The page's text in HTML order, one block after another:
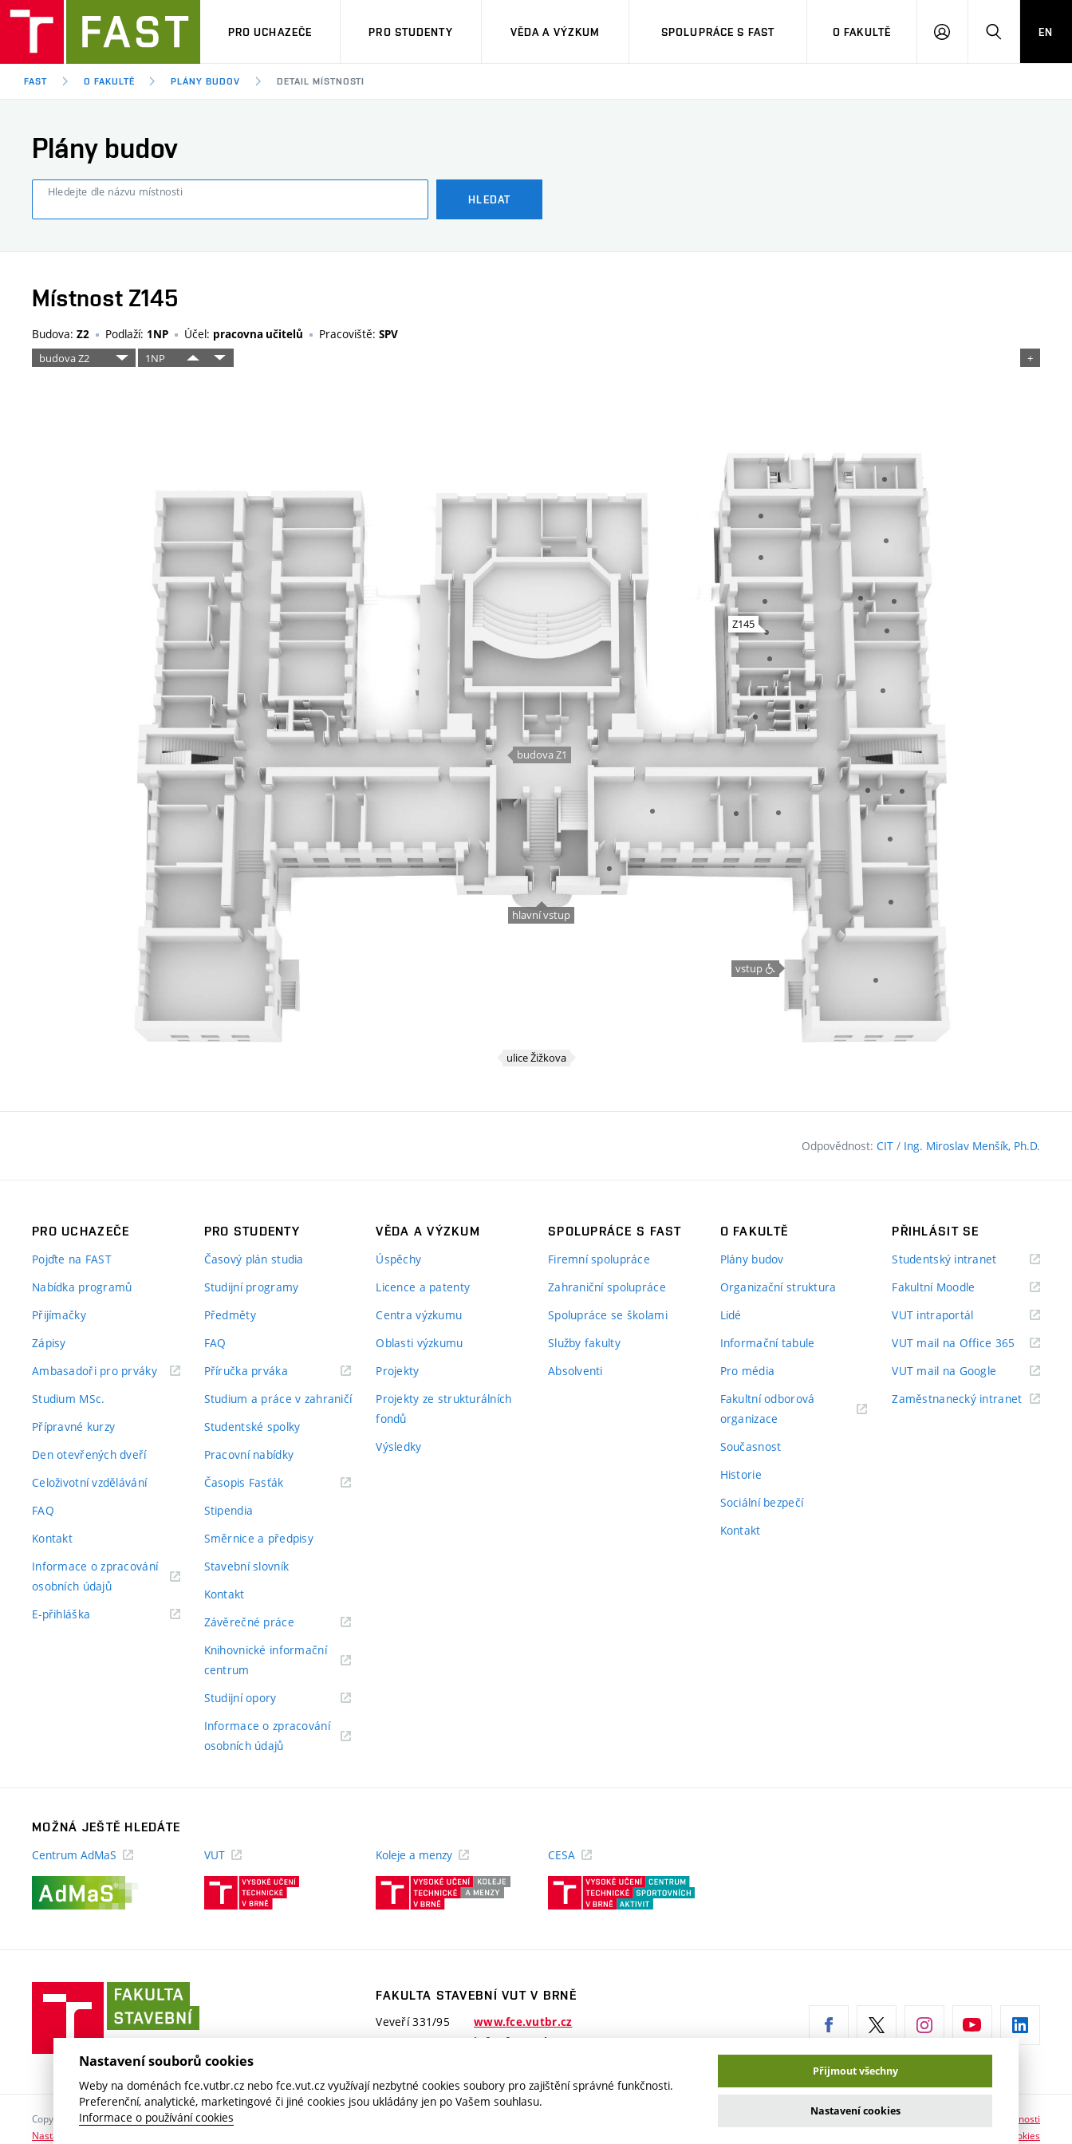
PRO UCHAZEČE PRO STUDENTY VĚDA A VÝZKUM SPOLUPRÁCE S FAST O FAKULTĚ
PŘIHLÁSITHLEDAT
EN
FAST O FAKULTĚ PLÁNY BUDOV DETAIL MÍSTNOSTI
Plány budov
Hledejte dle názvu místnosti
HLEDAT
Místnost Z145
Budova: Z2 Podlaží: 1NP Účel: pracovna učitelů Pracoviště: SPV
Odpovědnost: CIT / Ing. Miroslav Menšík, Ph.D.
PRO UCHAZEČE
Pojďte na FAST
Nabídka programů
Přijímačky
Zápisy
Ambasadoři pro prváky(externí
Studium MSc.
Přípravné kurzy
Den otevřených dveří
Celoživotní vzdělávání
FAQ
Kontakt
Informace o zpracování
osobních údajů(externí
E-přihláška
PRO STUDENTY
Časový plán studia
Studijní programy
Předměty
FAQ
Příručka prváka(externí
Studium a práce v zahraničí
Studentské spolky
Pracovní nabídky
Časopis Fasťák(externí
Stipendia
Směrnice a předpisy
Stavební slovník
Kontakt
Závěrečné práce(externí
Knihovnické informační
centrum
Studijní opory(externí
Informace o zpracování
osobních údajů(externí
VĚDA A VÝZKUM
Úspěchy
Licence a patenty
Centra výzkumu
Oblasti výzkumu
Projekty
Projekty ze strukturálních
fondů
Výsledky
SPOLUPRÁCE S FAST
Firemní spolupráce
Zahraniční spolupráce
Spolupráce se školami
Služby fakulty
Absolventi
O FAKULTĚ
Plány budov
Organizační struktura
Lidé
Informační tabule
Pro média
Fakultní odborová
organizace
Současnost
Historie
Sociální bezpečí
Kontakt
PŘIHLÁSIT SE
Studentský intranet(externí
Fakultní Moodle
VUT intraportál(externí
VUT mail na Office 365 (externí
odkaz)
VUT mail na Google (externí
Zaměstnanecký intranet(externí
MOŽNÁ JEŠTĚ HLEDÁTE
Centrum AdMaS
VUT
(externí
Koleje a menzy
(externí
CESA
stavební
VUT
Brně
FAKULTA STAVEBNÍ VUT V BRNĚ
Veveří 331/95
www.fce.vutbr.cz
info@fce.vutbr.cz
Copyright © 2026 VUT v Brně
Nastavení cookies
Prohlášení o přístupnosti
Informace o používání cookies
Nastavení souborů cookies
Weby na doménách fce.vutbr.cz nebo fce.vut.cz využívají nezbytné cookies soubory pro zajištění správné funkčnosti.
Preferenční, analytické, marketingové či jiné cookies jsou ukládány jen po Vašem souhlasu.
Informace o používání cookies
Přijmout všechny
Nastavení cookies